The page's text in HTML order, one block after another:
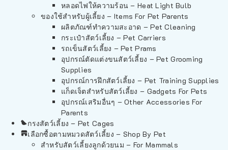
หลอดไฟให้ความร้อน – Heat Light Bulb
ของใช้สำหรับผู้เลี้ยง – Items For Pet Parents
ผลิตภัณฑ์ทำความสะอาด – Pet Cleaning
กระเป๋าสัตว์เลี้ยง – Pet Carriers
รถเข็นสัตว์เลี้ยง – Pet Prams
อุปกรณ์ตัดแต่งขนสัตว์เลี้ยง – Pet Grooming
Supplies
อุปกรณ์การฝึกสัตว์เลี้ยง – Pet Training Supplies
แก็ดเจ็ตสำหรับสัตว์เลี้ยง – Gadgets For Pets
อุปกรณ์เสริมอื่นๆ – Other Accessories For
Parents
กรงสัตว์เลี้ยง – Pet Cages
เลือกซื้อตามหมวดสัตว์เลี้ยง – Shop By Pet
สำหรับสัตว์เลี้ยงลูกด้วยนม – For Mammals